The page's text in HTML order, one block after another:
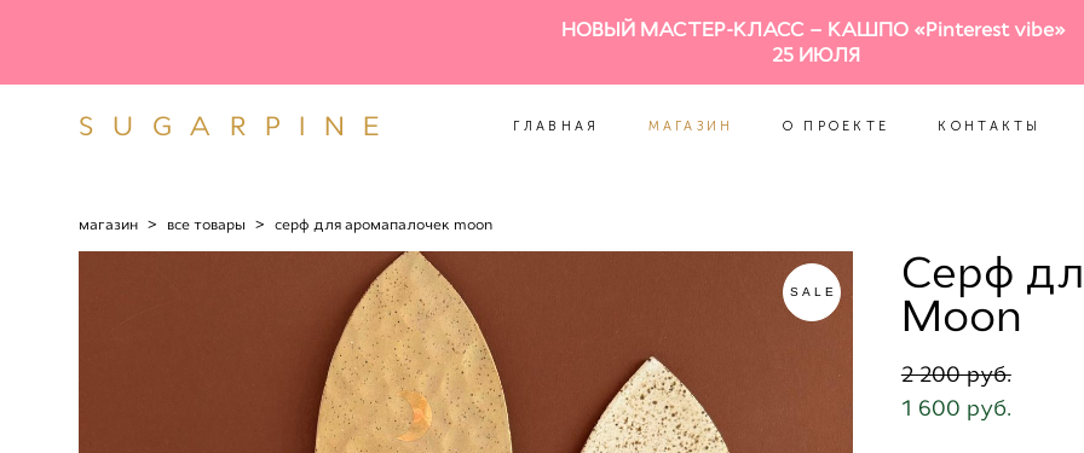
НОВЫЙ МАСТЕР-КЛАСС – КАШПО «Pinterest vibe»
25 ИЮЛЯ
SUGARPINE ГЛАВНАЯ МАГАЗИН О ПРОЕКТЕ КОНТАКТЫ
ГЛАВНАЯ МАГАЗИН О ПРОЕКТЕ КОНТАКТЫ
магазин > все товары > серф для аромапалочек moon
SALE Серф
Moon
2 200 pуб.
1 600 pуб.